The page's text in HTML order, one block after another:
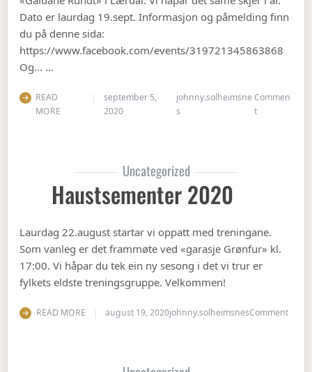
Dato er laurdag 19.sept. Informasjon og påmelding finn
du på denne sida:
https://www.facebook.com/events/319721345863868
Og… …
READ
MORE
september 5,
2020
johnny.solheimsne
s
Commen
ton Gubbetur
Uncategorized
Haustsementer 2020
Laurdag 22.august startar vi oppatt med treningane.
Som vanleg er det frammøte ved «garasje Grønfur» kl.
17:00. Vi håpar du tek ein ny sesong i det vi trur er
fylkets eldste treningsgruppe. Velkommen!
READ MORE august 19, 2020johnny.solheimsnesCommenton